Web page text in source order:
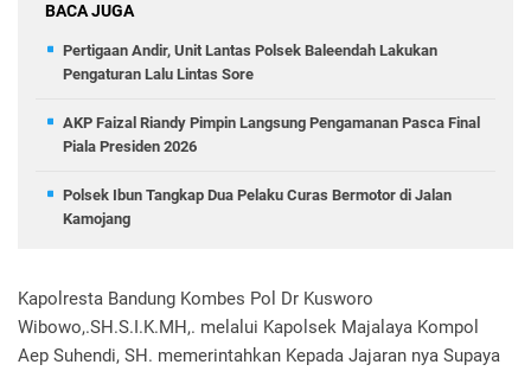
BACA JUGA
Pertigaan Andir, Unit Lantas Polsek Baleendah Lakukan
Pengaturan Lalu Lintas Sore
AKP Faizal Riandy Pimpin Langsung Pengamanan Pasca Final
Piala Presiden 2026
Polsek Ibun Tangkap Dua Pelaku Curas Bermotor di Jalan
Kamojang
Kapolresta Bandung Kombes Pol Dr Kusworo
Wibowo,.SH.S.I.K.MH,. melalui Kapolsek Majalaya Kompol
Aep Suhendi, SH. memerintahkan Kepada Jajaran nya Supaya